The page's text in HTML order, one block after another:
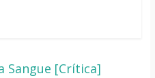
Sangue [Crítica]